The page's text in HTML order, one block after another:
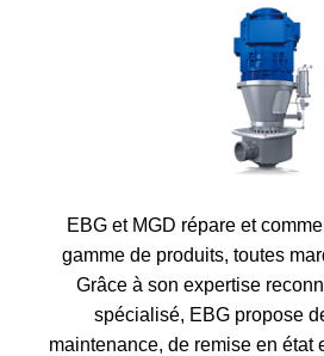
EBG et MGD répare et
gamme de produits, toutes
Grâce à son expertise
spécialisé, EBG propose
maintenance, de remise en état